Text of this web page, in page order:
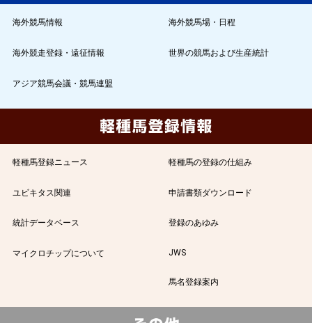
海外競馬情報 海外競馬場・日程
海外競走登録・遠征情報 世界の競馬および生産統計
アジア競馬会議・競馬連盟
軽種馬登録ニュース 軽種馬の登録の仕組み
ユビキタス関連 申請書類ダウンロード
統計データベース 登録のあゆみ
マイクロチップについて JWS
馬名登録案内